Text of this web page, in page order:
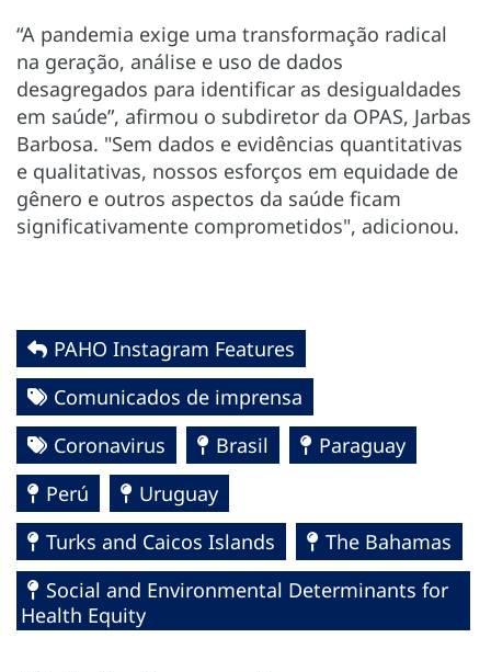
“A pandemia exige uma transformação radical
na geração, análise e uso de dados
desagregados para identificar as desigualdades
em saúde”, afirmou o subdiretor da OPAS, Jarbas
Barbosa. "Sem dados e evidências quantitativas
e qualitativas, nossos esforços em equidade de
gênero e outros aspectos da saúde ficam
significativamente comprometidos", adicionou.
PAHO Instagram Features
Comunicados de imprensa
Coronavirus
Brasil
Paraguay
Perú
Uruguay
Turks and Caicos Islands
The Bahamas
Social and Environmental Determinants for
Health Equity